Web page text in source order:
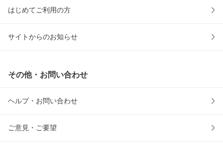
はじめてご利用の方
サイトからのお知らせ
その他・お問い合わせ
ヘルプ・お問い合わせ
ご意見・ご要望